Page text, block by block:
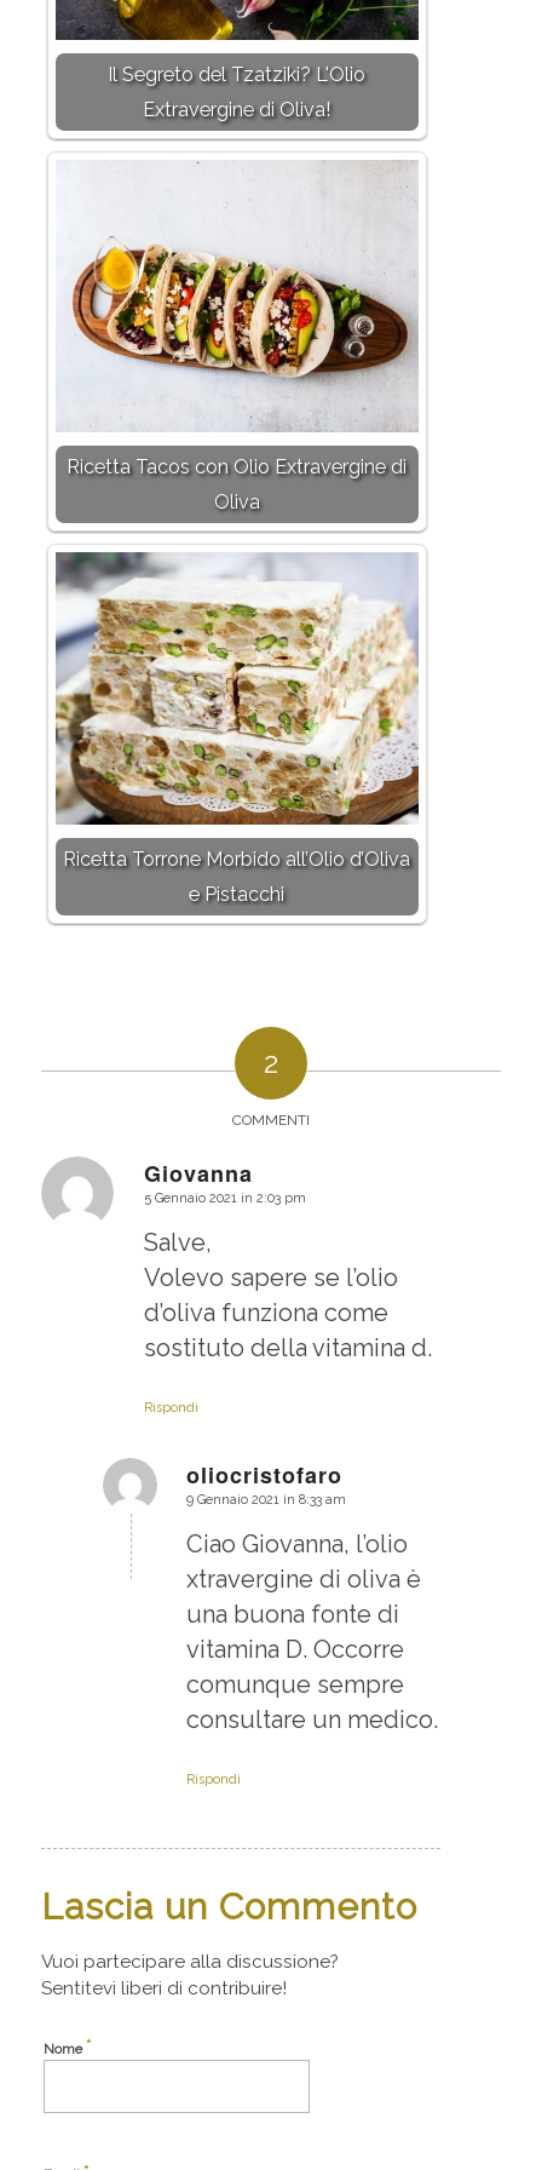
Il Segreto del Tzatziki? L'Olio
Extravergine di Oliva!
Ricetta Tacos con Olio Extravergine di
Oliva
Ricetta Torrone Morbido all’Olio d’Oliva
e Pistacchi
2
COMMENTI
Giovanna
dice:
5 Gennaio 2021 in 2:03 pm
Salve,
Volevo sapere se l’olio
d’oliva funziona come
sostituto della vitamina d.
Rispondi
oliocristofaro
dice:
9 Gennaio 2021 in 8:33 am
Ciao Giovanna, l’olio
xtravergine di oliva è
una buona fonte di
vitamina D. Occorre
comunque sempre
consultare un medico.
Rispondi
Lascia un Commento
Vuoi partecipare alla discussione?
Sentitevi liberi di contribuire!
Nome*